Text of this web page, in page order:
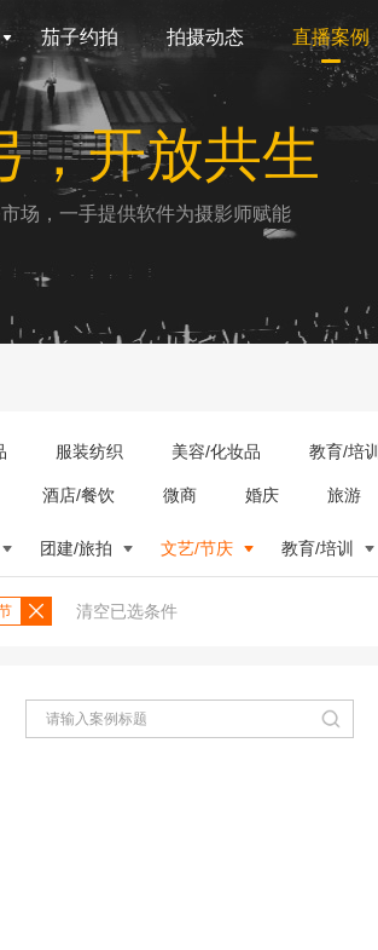
茄子约拍 拍摄动态 直播案例
，开放共生
场，一手提供软件为摄影师赋能
服装纺织 美容/化妆品 教育/培训
酒店/餐饮 微商 婚庆 旅游
团建/旅拍 文艺/节庆 教育/培训
清空已选条件